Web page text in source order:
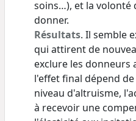
soins…), et la volonté
donner.
Résultats. Il semble
qui attirent de
exclure les donneurs
l'effet final dépend
niveau d'altruisme,
à recevoir une